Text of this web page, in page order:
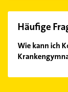
Häufige
Wie kann ich